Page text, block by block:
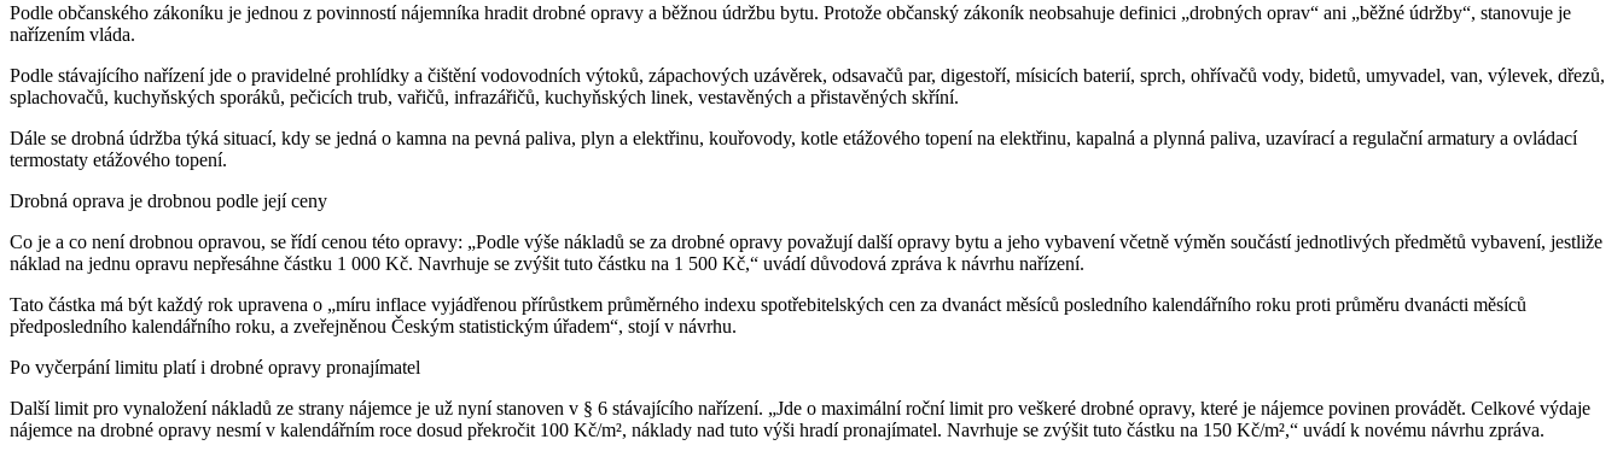
Podle občanského zákoníku je jednou z povinností nájemníka hradit drobné opravy a běžnou údržbu bytu. Protože občanský zákoník neobsahuje definici „drobných oprav“ ani „běžné údržby“, stanovuje je
nařízením vláda.
Podle stávajícího nařízení jde o pravidelné prohlídky a čištění vodovodních výtoků, zápachových uzávěrek, odsavačů par, digestoří, mísicích baterií, sprch, ohřívačů vody, bidetů, umyvadel, van, výlevek, dřezů,
splachovačů, kuchyňských sporáků, pečicích trub, vařičů, infrazářičů, kuchyňských linek, vestavěných a přistavěných skříní.
Dále se drobná údržba týká situací, kdy se jedná o kamna na pevná paliva, plyn a elektřinu, kouřovody, kotle etážového topení na elektřinu, kapalná a plynná paliva, uzavírací a regulační armatury a ovládací
termostaty etážového topení.
Drobná oprava je drobnou podle její ceny
Co je a co není drobnou opravou, se řídí cenou této opravy: „Podle výše nákladů se za drobné opravy považují další opravy bytu a jeho vybavení včetně výměn součástí jednotlivých předmětů vybavení, jestliže
náklad na jednu opravu nepřesáhne částku 1 000 Kč. Navrhuje se zvýšit tuto částku na 1 500 Kč,“ uvádí důvodová zpráva k návrhu nařízení.
Tato částka má být každý rok upravena o „míru inflace vyjádřenou přírůstkem průměrného indexu spotřebitelských cen za dvanáct měsíců posledního kalendářního roku proti průměru dvanácti měsíců
předposledního kalendářního roku, a zveřejněnou Českým statistickým úřadem“, stojí v návrhu.
Po vyčerpání limitu platí i drobné opravy pronajímatel
Další limit pro vynaložení nákladů ze strany nájemce je už nyní stanoven v § 6 stávajícího nařízení. „Jde o maximální roční limit pro veškeré drobné opravy, které je nájemce povinen provádět. Celkové výdaje
nájemce na drobné opravy nesmí v kalendářním roce dosud překročit 100 Kč/m², náklady nad tuto výši hradí pronajímatel. Navrhuje se zvýšit tuto částku na 150 Kč/m²,“ uvádí k novému návrhu zpráva.